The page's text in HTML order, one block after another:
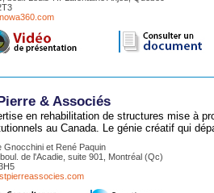
& Associés
en rehabilitation de structures mise à
au Canada. Le génie créatif qui
Gnocchini et René Paquin
de l'Acadie, suite 901, Montréal (Qc)